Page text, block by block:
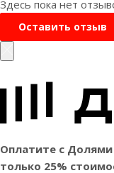
Здесь пока нет
Оставить отзыв
Оплатите с Долями
только 25%